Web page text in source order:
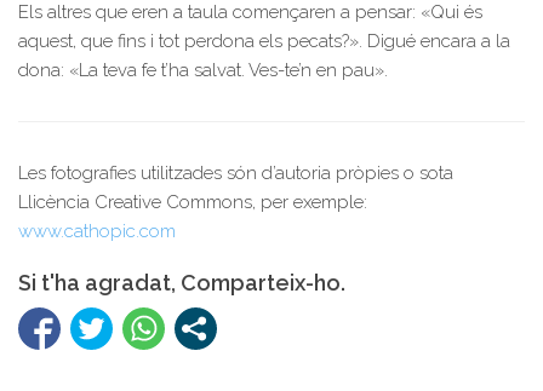
Els altres que eren a taula començaren a pensar: «Qui és
aquest, que fins i tot perdona els pecats?». Digué encara a la
dona: «La teva fe t’ha salvat. Ves-te’n en pau».
Les fotografies utilitzades són d’autoria pròpies o sota
Llicència Creative Commons, per exemple:
www.cathopic.com
Si t'ha agradat, Comparteix-ho.